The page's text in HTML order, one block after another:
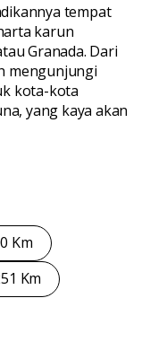
tempat
karun
Granada. Dari
mengunjungi
kota-kota
yang kaya akan
Km
Km